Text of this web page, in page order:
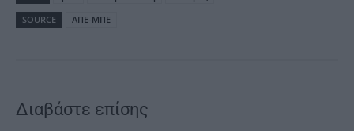
SOURCE
ΑΠΕ-ΜΠΕ
Διαβάστε επίσης